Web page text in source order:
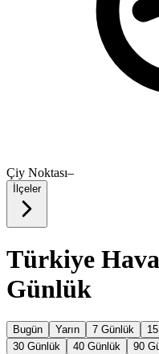
Çiy Noktası–
İlçeler
Türkiye
Günlük
Bugün Yarın 7 Günlük
30 Günlük
40 Günlük 90